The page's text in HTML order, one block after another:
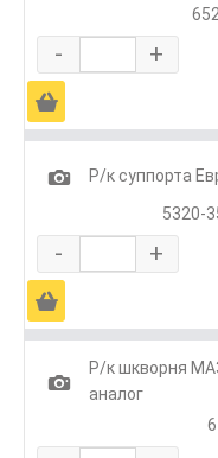
- +
Ä
1
Р/к суппорта
5320-
- +
Ä
1
Р/к шкворня
аналог